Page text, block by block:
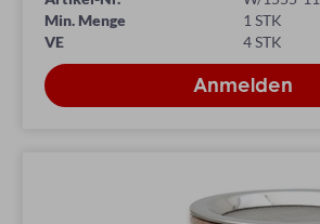
Min. Menge
1 STK
VE
4 STK